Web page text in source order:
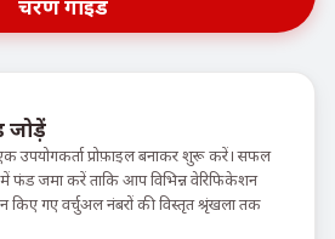
चरण गाइड
जोड़ें
उपयोगकर्ता प्रोफ़ाइल बनाकर शुरू करें। सफल
जमा करें ताकि आप विभिन्न वेरिफिकेशन
गए वर्चुअल नंबरों की विस्तृत श्रृंखला तक